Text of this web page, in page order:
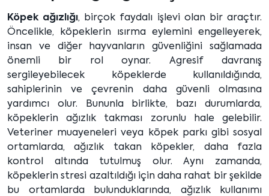
Köpek ağızlığı, birçok faydalı işlevi olan bir araçtır.
Öncelikle, köpeklerin ısırma eylemini engelleyerek,
insan ve diğer hayvanların güvenliğini sağlamada
önemli bir rol oynar. Agresif davranış
sergileyebilecek köpeklerde kullanıldığında,
sahiplerinin ve çevrenin daha güvenli olmasına
yardımcı olur. Bununla birlikte, bazı durumlarda,
köpeklerin ağızlık takması zorunlu hale gelebilir.
Veteriner muayeneleri veya köpek parkı gibi sosyal
ortamlarda, ağızlık takan köpekler, daha fazla
kontrol altında tutulmuş olur. Aynı zamanda,
köpeklerin stresi azaltıldığı için daha rahat bir şekilde
bu ortamlarda bulunduklarında, ağızlık kullanımı